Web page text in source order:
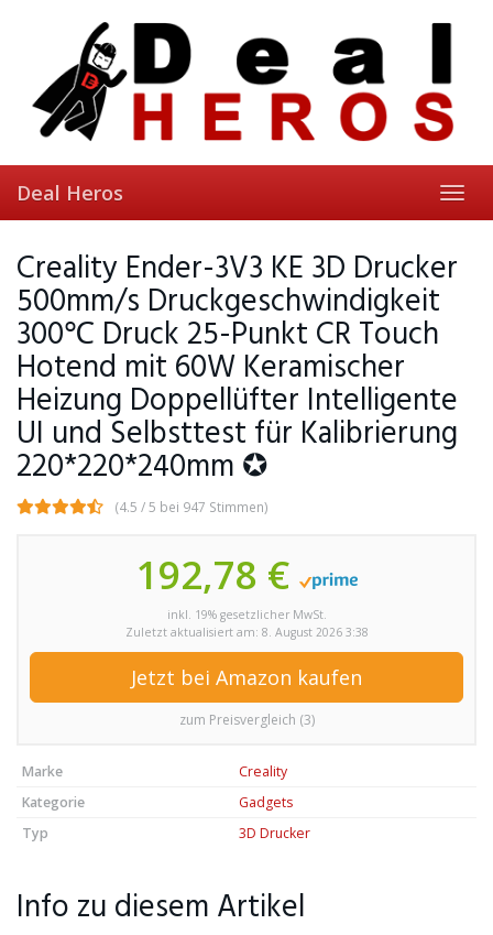
Deal Heros
Creality Ender-3V3 KE 3D Drucker
500mm/s Druckgeschwindigkeit
300℃ Druck 25-Punkt CR Touch
Hotend mit 60W Keramischer
Heizung Doppellüfter Intelligente
UI und Selbsttest für Kalibrierung
220*220*240mm ✪
(4.5 / 5 bei 947 Stimmen)
192,78 €
inkl. 19% gesetzlicher MwSt.
Zuletzt aktualisiert am: 8. August 2026 3:38
Jetzt bei Amazon kaufen
zum Preisvergleich (3)
Marke
Creality
Kategorie
Gadgets
Typ
3D Drucker
Info zu diesem Artikel